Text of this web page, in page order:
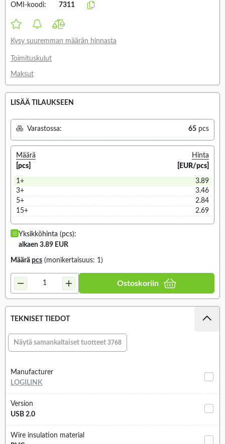
OMI-koodi: 7311
Kysy suuremman määrän hinnasta
Toimituskulut
Maksut
LISÄÄ TILAUKSEEN
Varastossa: 65 pcs
Määrä
[pcs]
Hinta
[EUR/pcs]
1+
3.89
3+
3.46
5+
2.84
15+
2.69
Yksikköhinta (pcs):
alkaen 3.89 EUR
Määrä pcs (monikertaisuus: 1)
Ostoskoriin
TEKNISET TIEDOT
Näytä samankaltaiset tuotteet 3768
Manufacturer
LOGILINK
Version
USB 2.0
Wire insulation material